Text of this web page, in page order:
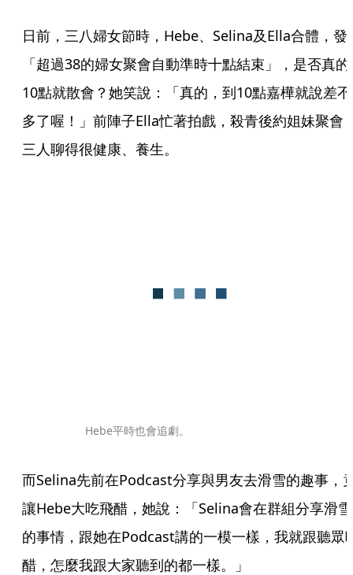
日前，三八婦女節時，Hebe、Selina及Ella合體，發
「超過38的婦女聚會自動準時十點結束」，是否真的
10點就散會？她笑說：「真的，到10點嘉樺就說差不
多了喔！」前陣子Ella忙著拍戲，殺青後約姐妹聚會
三人聊得很健康、養生。
Hebe平時也會追劇。
而Selina先前在Podcast分享與男友去滑雪的趣事，
讓Hebe大吃飛醋，她說：「Selina會在群組分享滑雪
的事情，跟她在Podcast講的一模一樣，我就跟聽眾
醋，怎麼我跟大家聽到的都一樣。」